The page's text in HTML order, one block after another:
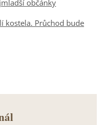
občánky
kostela. Průchod bude